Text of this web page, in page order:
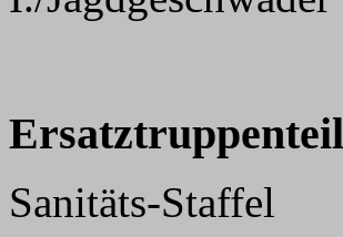
Sanitäts-Staffel